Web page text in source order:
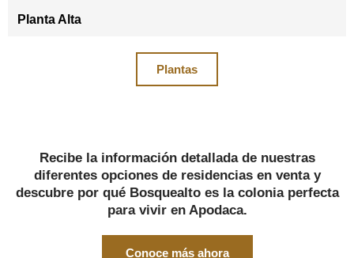
Planta Alta
Plantas
Recibe la información detallada de nuestras
diferentes opciones de residencias en venta y
descubre por qué Bosquealto es la colonia perfecta
para vivir en Apodaca.
Conoce más ahora